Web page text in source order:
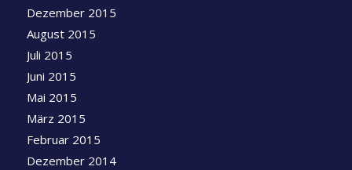
Dezember 2015
August 2015
Juli 2015
Juni 2015
Mai 2015
März 2015
Februar 2015
Dezember 2014